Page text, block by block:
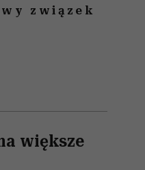
związek
większe